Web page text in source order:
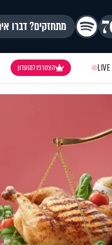
מתחזקים? דברו
LIVE הצטרפו למועדון